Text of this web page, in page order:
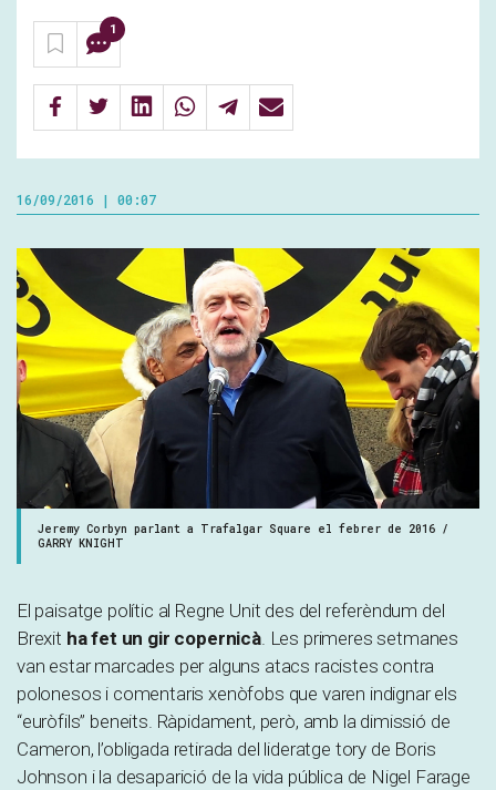
1
16/09/2016 | 00:07
Jeremy Corbyn parlant a Trafalgar Square el febrer de 2016 /
GARRY KNIGHT
El paisatge polític al Regne Unit des del referèndum del
Brexit ha fet un gir copernicà. Les primeres setmanes
van estar marcades per alguns atacs racistes contra
polonesos i comentaris xenòfobs que varen indignar els
“euròfils” beneits. Ràpidament, però, amb la dimissió de
Cameron, l’obligada retirada del lideratge tory de Boris
Johnson i la desaparició de la vida pública de Nigel Farage